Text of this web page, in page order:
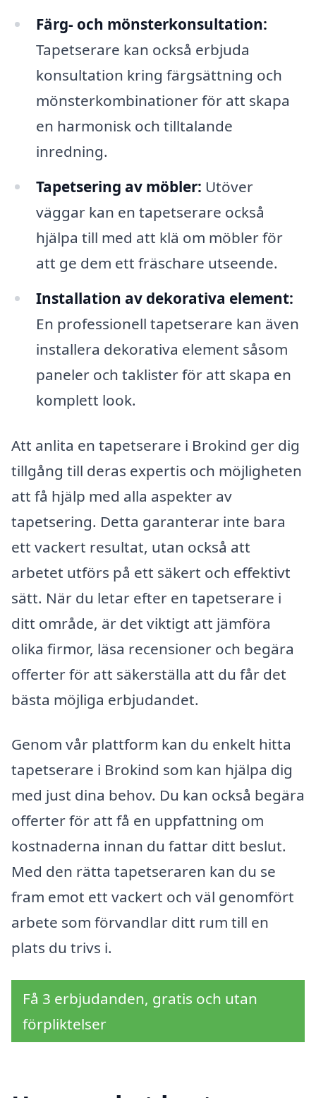
Färg- och mönsterkonsultation:
Tapetserare kan också erbjuda
konsultation kring färgsättning och
mönsterkombinationer för att skapa
en harmonisk och tilltalande
inredning.
Tapetsering av möbler: Utöver
väggar kan en tapetserare också
hjälpa till med att klä om möbler för
att ge dem ett fräschare utseende.
Installation av dekorativa element:
En professionell tapetserare kan även
installera dekorativa element såsom
paneler och taklister för att skapa en
komplett look.
Att anlita en tapetserare i Brokind ger dig
tillgång till deras expertis och möjligheten
att få hjälp med alla aspekter av
tapetsering. Detta garanterar inte bara
ett vackert resultat, utan också att
arbetet utförs på ett säkert och effektivt
sätt. När du letar efter en tapetserare i
ditt område, är det viktigt att jämföra
olika firmor, läsa recensioner och begära
offerter för att säkerställa att du får det
bästa möjliga erbjudandet.
Genom vår plattform kan du enkelt hitta
tapetserare i Brokind som kan hjälpa dig
med just dina behov. Du kan också begära
offerter för att få en uppfattning om
kostnaderna innan du fattar ditt beslut.
Med den rätta tapetseraren kan du se
fram emot ett vackert och väl genomfört
arbete som förvandlar ditt rum till en
plats du trivs i.
Få 3 erbjudanden, gratis och utan
förpliktelser